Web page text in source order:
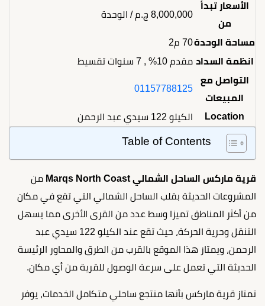
الأسعار تبدأ
من
8,000,000 ج.م / الوحدة
مساحة الوحدة70 م2
انظمة السداد مقدم 10% , 7 سنوات تقسيط
التواصل مع
المبيعات
01157788125
Location الكيلو 122 سيدي عبد الرحمن
Table of Contents
قرية ماركس الساحل الشمالي Marqs North Coast
من
المشروعات الحديثة بقلب الساحل الشمالي التي تقع في مكان
من أكثر المناطق تميزا وسط عدد من القرى الأخرى مما يسهل
التنقل وحرية الحركة، حيث تقع عند الكيلو 122 سيدي عبد
الرحمن، ويمتاز هذا الموقع بالقرب من الطرق والمحاور الرئيسة
الحديثة التي تعمل على سرعة الوصول للقرية من أي مكان.
تمتاز قرية ماركس بأنها منتجع ساحلي متكامل الخدمات، يوفر